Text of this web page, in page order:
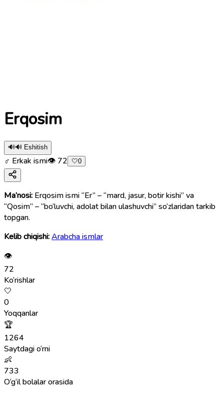
Erqosim
🔊🔊 Eshitish
♂ Erkak ismi👁 72 🤍0
Ma’nosi: Erqosim ismi “Er” – “mard, jasur, botir kishi” va
“Qosim” – “bo‘luvchi, adolat bilan ulashuvchi” so‘zlaridan tarkib
topgan.
Kelib chiqishi:Arabcha ismlar
👁
72
Ko‘rishlar
🤍
0
Yoqqanlar
🏆
1264
Saytdagi o‘rni
👶
733
O‘g‘il bolalar orasida